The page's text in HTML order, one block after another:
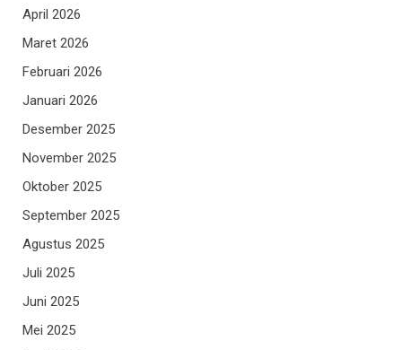
April 2026
Maret 2026
Februari 2026
Januari 2026
Desember 2025
November 2025
Oktober 2025
September 2025
Agustus 2025
Juli 2025
Juni 2025
Mei 2025